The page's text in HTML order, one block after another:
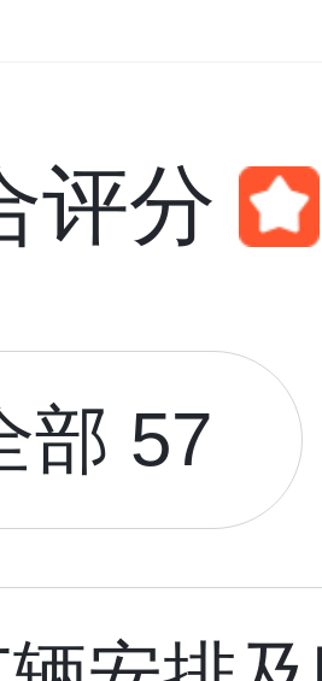
评分
部 57